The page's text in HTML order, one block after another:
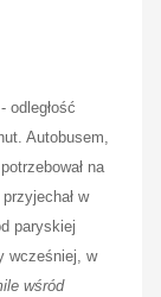
odległość
Autobusem,
na
w
paryskiej
wcześniej, w
wśród